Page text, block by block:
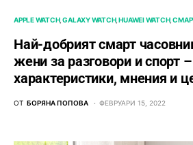
APPLE WATCH GALAXY WATCH HUAWEI WATCH
Най-добрият смарт
жени за разговори и спорт –
характеристики, мнения и
ОТ БОРЯНА ПОПОВА ФЕВРУАРИ 15, 2022